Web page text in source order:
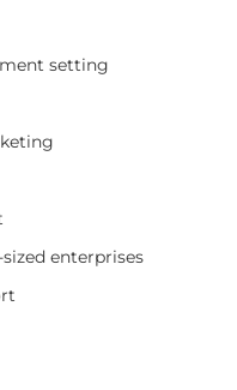
setting
enterprises